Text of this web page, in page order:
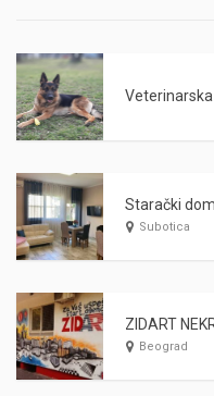
Subotica
ZIDART
Beograd